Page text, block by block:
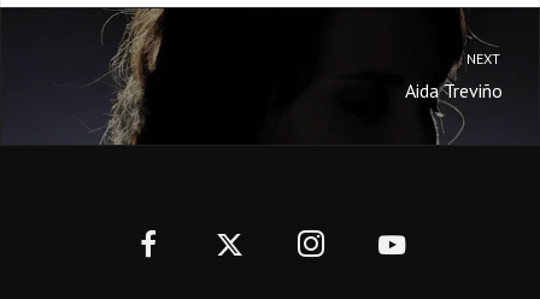
NEXT
Aida Treviño